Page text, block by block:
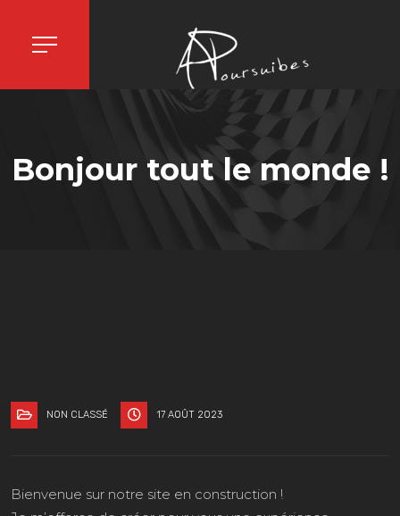
Bonjour tout le monde !
NON CLASSÉ 17 AOÛT 2023
Bienvenue sur notre site en construction !